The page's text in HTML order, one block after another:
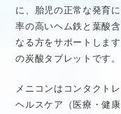
に、胎児の正常な発育
率の高いヘム鉄と葉酸
なる方をサポートしま
の炭酸タブレットです。
メニコンはコンタクト
ヘルスケア（医療・健